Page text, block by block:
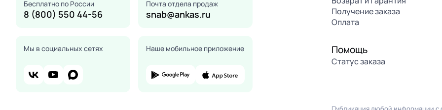
Бесплатно по России
8 (800) 550 44-56
Почта отдела продаж
snab@ankas.ru
Мы в социальных сетях Наше мобильное приложение
Получение заказа
Оплата
Помощь
Статус заказа